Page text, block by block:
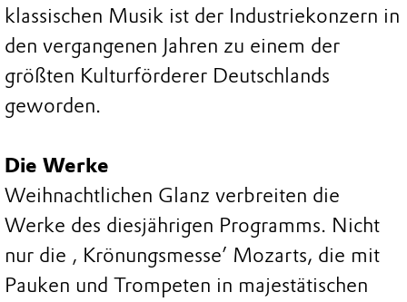
klassischen Musik ist der Industriekonzern in
den vergangenen Jahren zu einem der
größten Kulturförderer Deutschlands
geworden.
Die Werke
Weihnachtlichen Glanz verbreiten die
Werke des diesjährigen Programms. Nicht
nur die ‚ Krönungsmesse’ Mozarts, die mit
Pauken und Trompeten in majestätischen